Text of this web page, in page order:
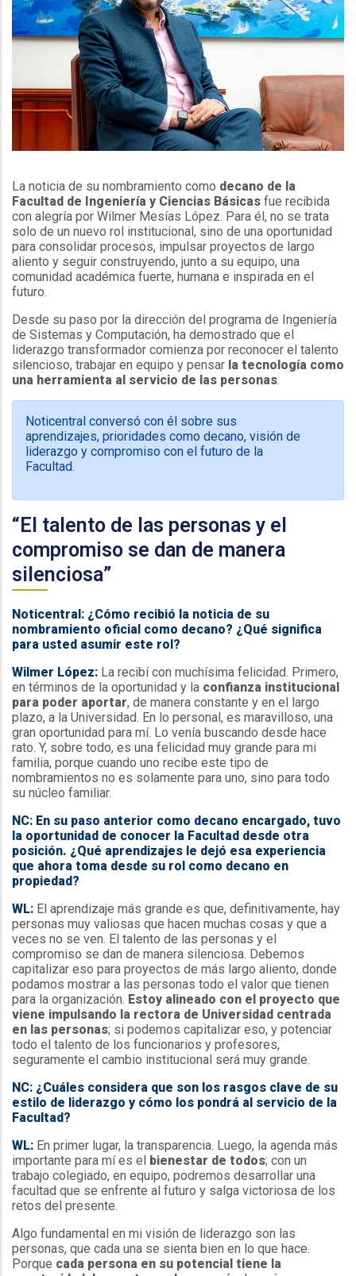
La noticia de su nombramiento como decano de la
Facultad de Ingeniería y Ciencias Básicas fue recibida
con alegría por Wilmer Mesías López. Para él, no se trata
solo de un nuevo rol institucional, sino de una oportunidad
para consolidar procesos, impulsar proyectos de largo
aliento y seguir construyendo, junto a su equipo, una
comunidad académica fuerte, humana e inspirada en el
futuro.
Desde su paso por la dirección del programa de Ingeniería
de Sistemas y Computación, ha demostrado que el
liderazgo transformador comienza por reconocer el talento
silencioso, trabajar en equipo y pensar la tecnología como
una herramienta al servicio de las personas.
Noticentral conversó con él sobre sus
aprendizajes, prioridades como decano, visión de
liderazgo y compromiso con el futuro de la
Facultad.
“El talento de las personas y el
compromiso se dan de manera
silenciosa”
Noticentral: ¿Cómo recibió la noticia de su
nombramiento oficial como decano? ¿Qué significa
para usted asumir este rol?
Wilmer López: La recibí con muchísima felicidad. Primero,
en términos de la oportunidad y la confianza institucional
para poder aportar, de manera constante y en el largo
plazo, a la Universidad. En lo personal, es maravilloso, una
gran oportunidad para mí. Lo venía buscando desde hace
rato. Y, sobre todo, es una felicidad muy grande para mi
familia, porque cuando uno recibe este tipo de
nombramientos no es solamente para uno, sino para todo
su núcleo familiar.
NC: En su paso anterior como decano encargado, tuvo
la oportunidad de conocer la Facultad desde otra
posición. ¿Qué aprendizajes le dejó esa experiencia
que ahora toma desde su rol como decano en
propiedad?
WL: El aprendizaje más grande es que, definitivamente, hay
personas muy valiosas que hacen muchas cosas y que a
veces no se ven. El talento de las personas y el
compromiso se dan de manera silenciosa. Debemos
capitalizar eso para proyectos de más largo aliento, donde
podamos mostrar a las personas todo el valor que tienen
para la organización. Estoy alineado con el proyecto que
viene impulsando la rectora de Universidad centrada
en las personas; si podemos capitalizar eso, y potenciar
todo el talento de los funcionarios y profesores,
seguramente el cambio institucional será muy grande.
NC: ¿Cuáles considera que son los rasgos clave de su
estilo de liderazgo y cómo los pondrá al servicio de la
Facultad?
WL: En primer lugar, la transparencia. Luego, la agenda más
importante para mí es el
bienestar de todos; con un
trabajo colegiado, en equipo, podremos desarrollar una
facultad que se enfrente al futuro y salga victoriosa de los
retos del presente.
Algo fundamental en mi visión de liderazgo son las
personas, que cada una se sienta bien en lo que hace.
Porque cada persona en su potencial tiene la